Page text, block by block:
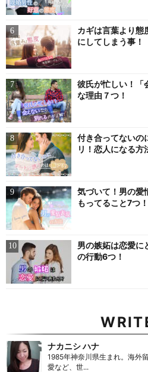
カギは言葉より態
にしてしまう事！
彼氏が忙しい！「
な理由７つ！
付き合ってないの
リ！恋人になる方
気づいて！男の愛
もってること7つ！
男の嫉妬は恋愛に
の行動6つ！
ナカニシ ハナ
1985年神奈川県生まれ。海外
愛など、世...